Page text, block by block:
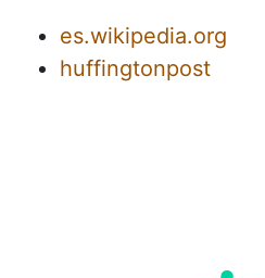
es.wikipedia.org
huffingtonpost